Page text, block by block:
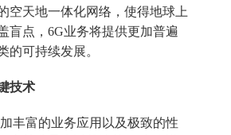
空天地一体化网络，使得地球上
盲点，6G业务将提供更加普遍
的可持续发展。
技术
富的业务应用以及极致的性